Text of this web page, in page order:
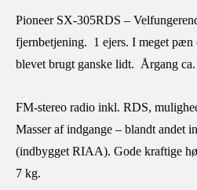
Pioneer SX-305RDS –
fjernbetjening. 1 ejers. I meget pæn
blevet brugt ganske lidt. Årgang
FM-stereo radio inkl. RDS,
Masser af indgange – blandt andet
(indbygget RIAA). Gode kraftige
7 kg.